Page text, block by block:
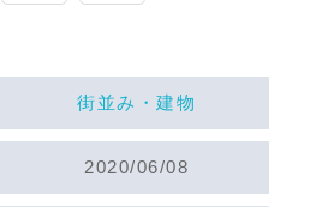
街並み・建物
2020/06/08